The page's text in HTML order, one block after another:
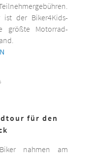
ist der Biker4Kids-
größte Motorrad-
für den
nahmen am